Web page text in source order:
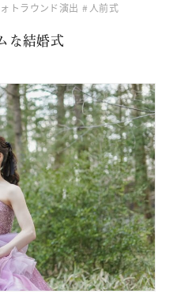
トラウンド演出 人前式
な結婚式